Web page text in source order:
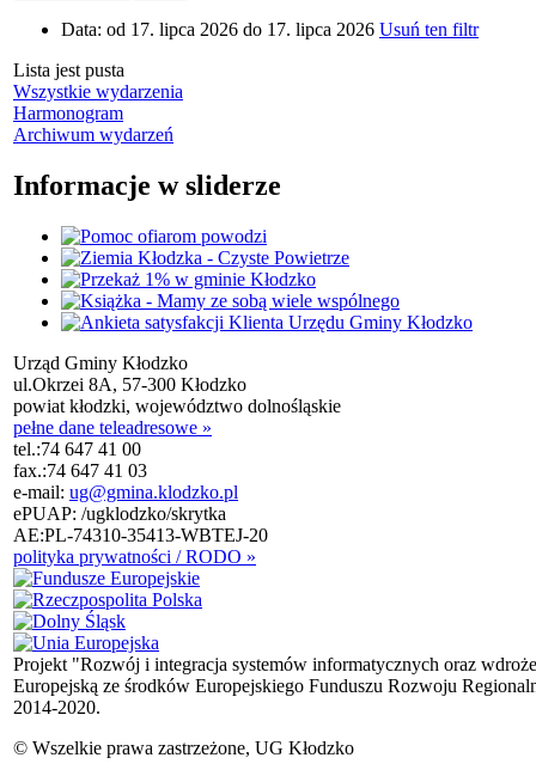
Data: od 17. lipca 2026 do 17. lipca 2026 Usuń ten filtr
Lista jest pusta
Wszystkie wydarzenia
Harmonogram
Archiwum wydarzeń
Informacje w sliderze
Urząd Gminy Kłodzko
ul.Okrzei 8A, 57-300 Kłodzko
powiat kłodzki, województwo dolnośląskie
pełne dane teleadresowe »
tel.:74 647 41 00
fax.:74 647 41 03
e-mail: ug@gmina.klodzko.pl
ePUAP: /ugklodzko/skrytka
AE:PL-74310-35413-WBTEJ-20
polityka prywatności / RODO »
Projekt "Rozwój i integracja systemów informatycznych oraz
Europejską ze środków Europejskiego Funduszu Rozwoju
2014-2020.
© Wszelkie prawa zastrzeżone, UG Kłodzko